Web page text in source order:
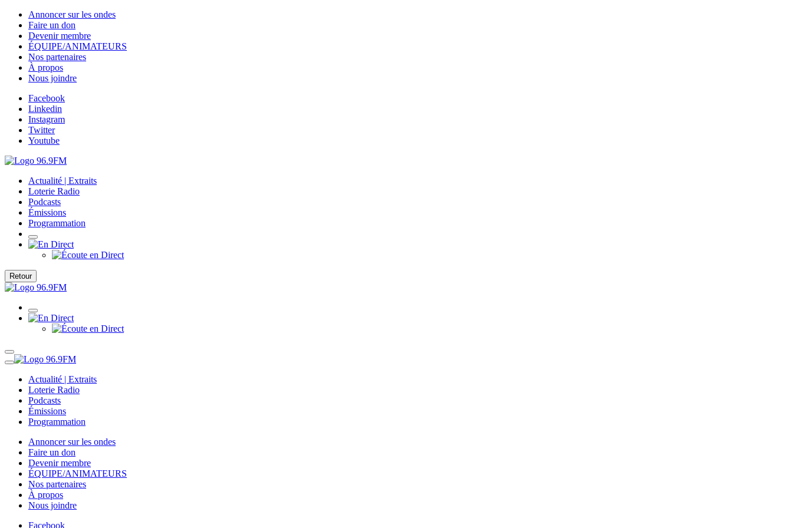
Annoncer sur les ondes
Faire un don
Devenir membre
ÉQUIPE/ANIMATEURS
Nos partenaires
À propos
Nous joindre
Facebook
Linkedin
Instagram
Twitter
Youtube
Actualité | Extraits
Loterie Radio
Podcasts
Émissions
Programmation
Retour
Actualité | Extraits
Loterie Radio
Podcasts
Émissions
Programmation
Annoncer sur les ondes
Faire un don
Devenir membre
ÉQUIPE/ANIMATEURS
Nos partenaires
À propos
Nous joindre
Facebook